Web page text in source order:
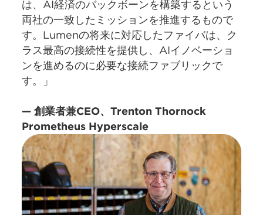
は、AI経済のバックボーンを構築するという
両社の一致したミッションを推進するもので
す。Lumenの将来に対応したファイバは、ク
ラス最高の接続性を提供し、AIイノベーショ
ンを進めるのに必要な接続ファブリックで
す。」
— 創業者兼CEO、Trenton Thornock
Prometheus Hyperscale